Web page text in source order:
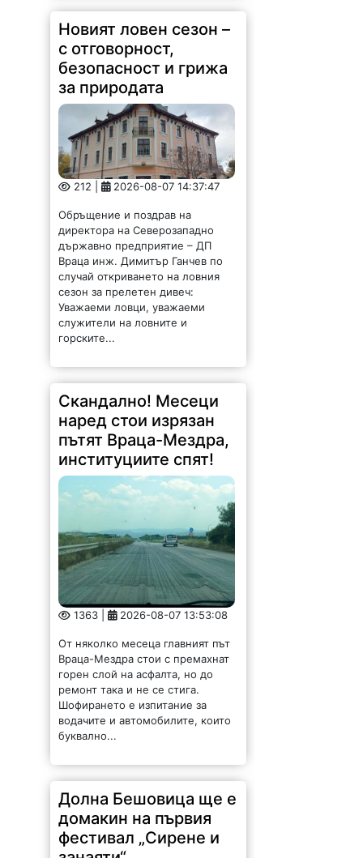
Новият ловен сезон –
с отговорност,
безопасност и грижа
за природата
212 | 2026-08-07 14:37:47
директора на Северозападно
държавно предприятие – ДП
Враца инж. Димитър Ганчев по
случай откриването на ловния
сезон за прелетен дивеч:
Уважаеми ловци, уважаеми
служители на ловните и
горските...
Скандално! Месеци
наред стои изрязан
пътят Враца-Мездра,
институциите спят!
1363 | 2026-08-07 13:53:08
Враца-Мездра стои с премахнат
горен слой на асфалта, но до
ремонт така и не се стига.
Шофирането е изпитание за
водачите и автомобилите, които
буквално...
Долна Бешовица ще е
домакин на първия
фестивал „Сирене и
занаяти“